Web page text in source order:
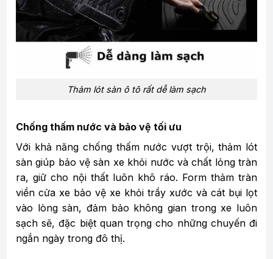
Thảm lót sàn ô tô rất dễ làm sạch
Chống thấm nước và bảo vệ tối ưu
Với khả năng chống thấm nước vượt trội, thảm lót
sàn giúp bảo vệ sàn xe khỏi nước và chất lỏng tràn
ra, giữ cho nội thất luôn khô ráo. Form thảm tràn
viền cửa xe bảo vệ xe khỏi trầy xước và cát bụi lọt
vào lòng sàn, đảm bảo không gian trong xe luôn
sạch sẽ, đặc biệt quan trọng cho những chuyến đi
ngắn ngày trong đô thị.